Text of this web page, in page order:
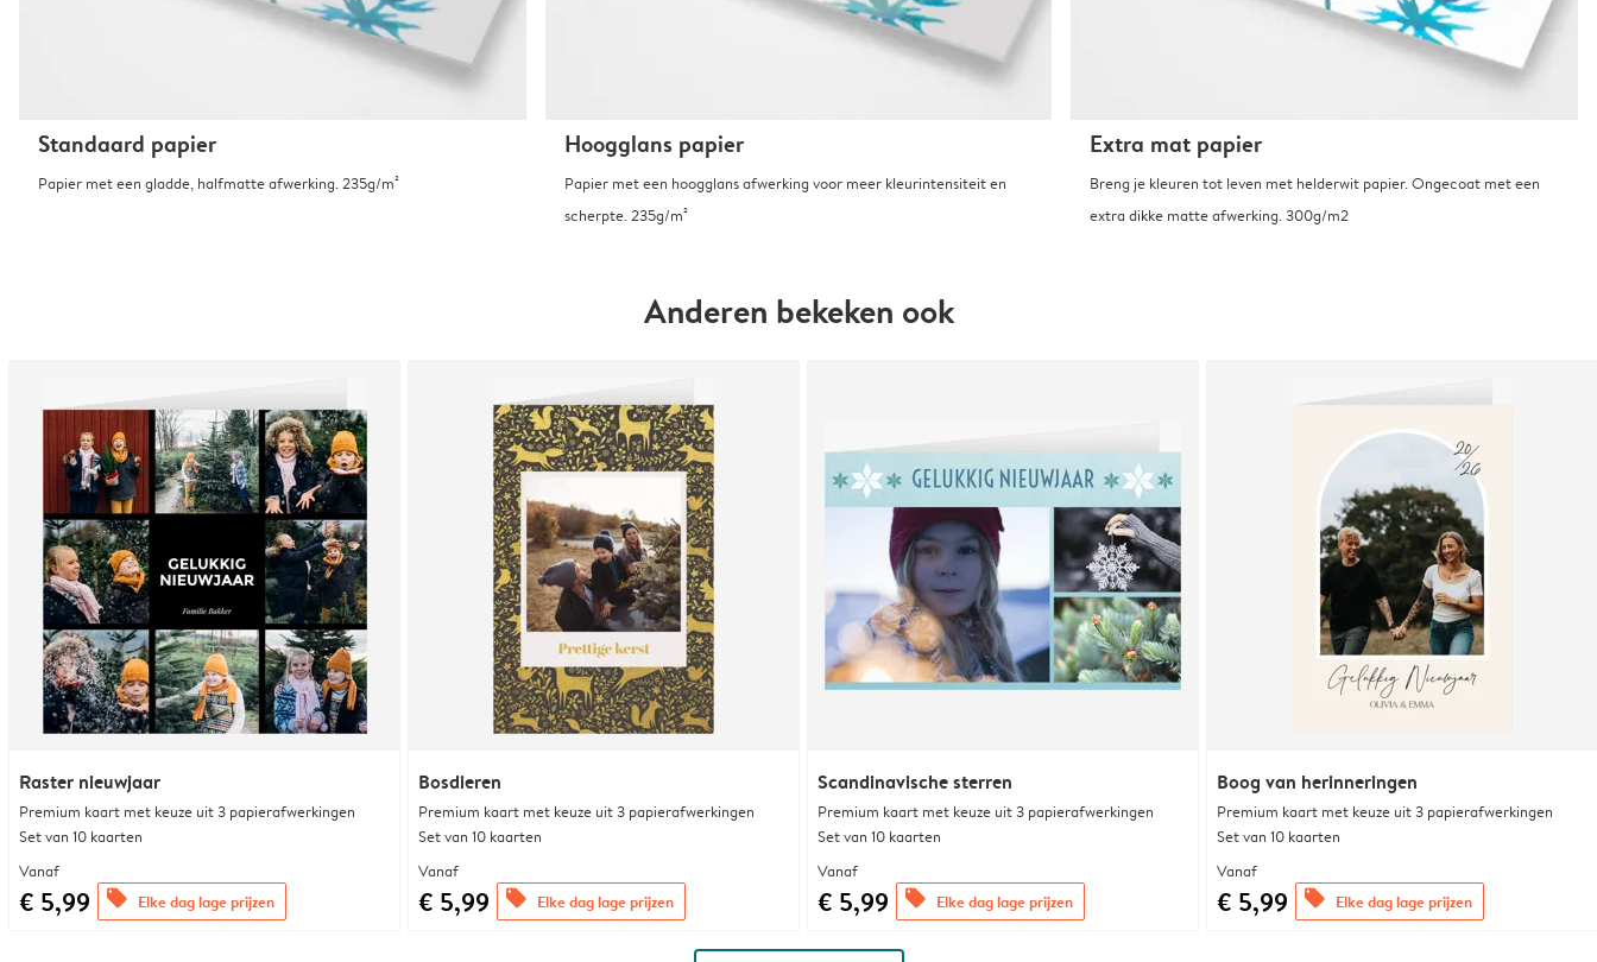
Standaard papier
Papier met een gladde, halfmatte afwerking. 235g/m²
Hoogglans papier
Papier met een hoogglans afwerking voor meer kleurintensiteit en
scherpte. 235g/m²
Extra mat papier
Breng je kleuren tot leven met helderwit papier. Ongecoat met een
extra dikke matte afwerking. 300g/m2
Anderen bekeken ook
Raster nieuwjaar
Premium kaart met keuze uit 3 papierafwerkingen
Set van 10 kaarten
Vanaf
€ 5,99 offers Elke dag lage prijzen
Bosdieren
Premium kaart met keuze uit 3 papierafwerkingen
Set van 10 kaarten
Vanaf
€ 5,99 offers Elke dag lage prijzen
Scandinavische sterren
Premium kaart met keuze uit 3 papierafwerkingen
Set van 10 kaarten
Vanaf
€ 5,99 offers Elke dag lage prijzen
Boog van herinneringen
Premium kaart met keuze uit 3 papierafwerkingen
Set van 10 kaarten
Vanaf
€ 5,99 offers Elke dag lage prijzen